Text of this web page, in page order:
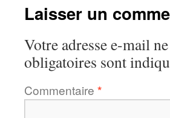
Laisser un
Votre adresse e-mail
obligatoires sont
Commentaire *